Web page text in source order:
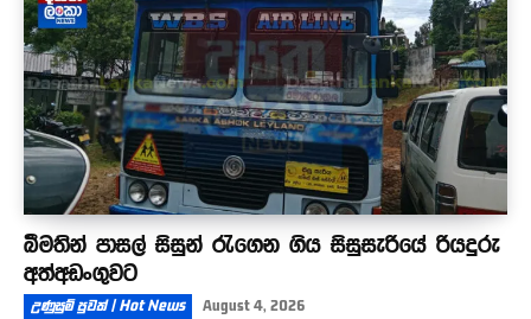
බීමතින් පාසල් සිසුන් රැගෙන ගිය සිසුසැරියේ රියදුරු
අත්අඩංගුවට
උණුසුම් පුවත් | Hot News August 4, 2026